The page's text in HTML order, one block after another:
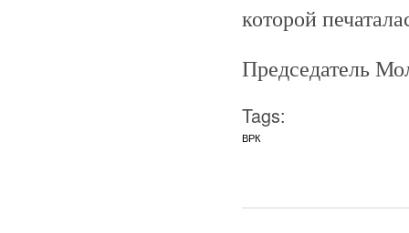
которой
Председатель
Tags:
ВРК